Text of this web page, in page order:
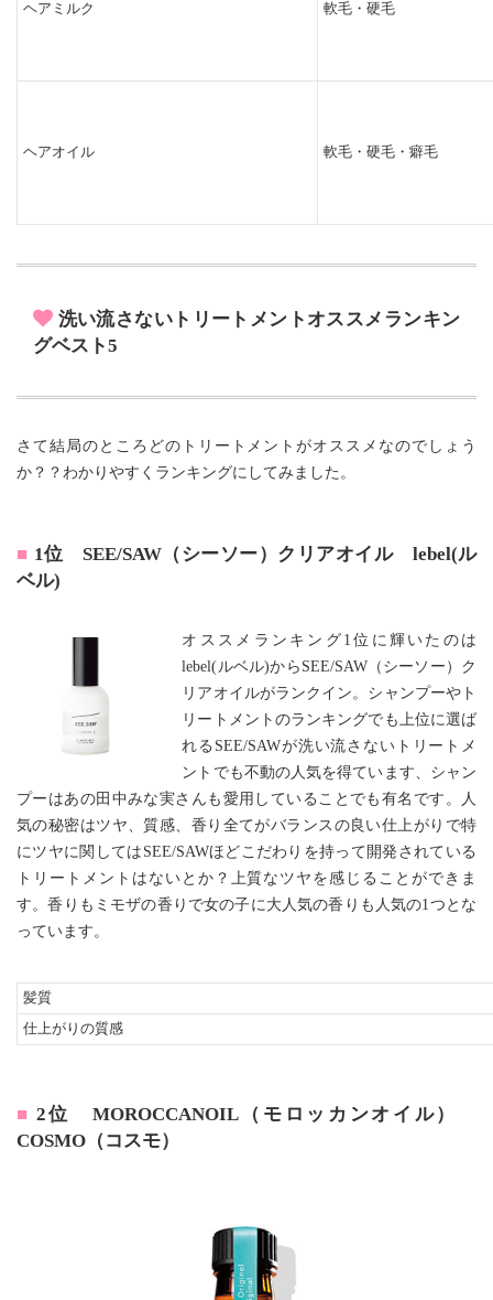
ヘアミルク 軟毛・硬毛
ヘアオイル 軟毛・硬毛・癖毛
洗い流さないトリートメントオススメランキン
グベスト5
さて結局のところどのトリートメントがオススメなのでしょう
か？？わかりやすくランキングにしてみました。
1位 SEE/SAW（シーソー）クリアオイル lebel(ル
ベル)
オススメランキング1位に輝いたのは
lebel(ルベル)からSEE/SAW（シーソー）ク
リアオイルがランクイン。シャンプーやト
リートメントのランキングでも上位に選ば
れるSEE/SAWが洗い流さないトリートメ
ントでも不動の人気を得ています、シャン
プーはあの田中みな実さんも愛用していることでも有名です。人
気の秘密はツヤ、質感、香り全てがバランスの良い仕上がりで特
にツヤに関してはSEE/SAWほどこだわりを持って開発されている
トリートメントはないとか？上質なツヤを感じることができま
す。香りもミモザの香りで女の子に大人気の香りも人気の1つとな
っています。
髪質
仕上がりの質感
2位 MOROCCANOIL（モロッカンオイル）
COSMO（コスモ）